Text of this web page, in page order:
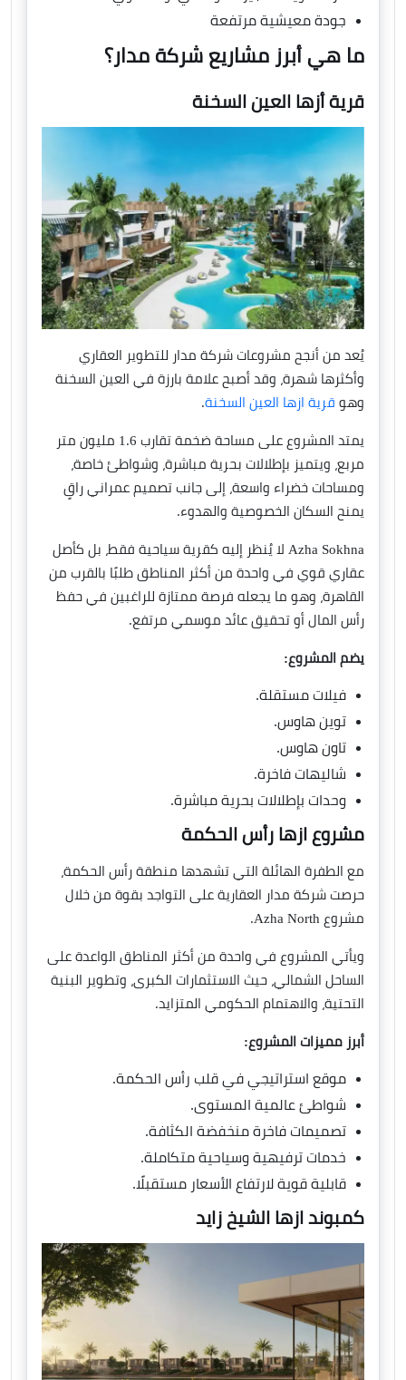
جودة معيشية مرتفعة
ما هي أبرز مشاريع شركة مدار؟
قرية أزها العين السخنة
يُعد من أنجح مشروعات شركة مدار للتطوير العقاري
وأكثرها شهرة، وقد أصبح علامة بارزة في العين السخنة
وهو قرية ازها العين السخنة.
يمتد المشروع على مساحة ضخمة تقارب 1.6 مليون متر
مربع، ويتميز بإطلالات بحرية مباشرة، وشواطئ خاصة،
ومساحات خضراء واسعة، إلى جانب تصميم عمراني راقٍ
يمنح السكان الخصوصية والهدوء.
Azha Sokhna لا يُنظر إليه كقرية سياحية فقط، بل كأصل
عقاري قوي في واحدة من أكثر المناطق طلبًا بالقرب من
القاهرة، وهو ما يجعله فرصة ممتازة للراغبين في حفظ
رأس المال أو تحقيق عائد موسمي مرتفع.
يضم المشروع:
فيلات مستقلة.
توين هاوس.
تاون هاوس.
شاليهات فاخرة.
وحدات بإطلالات بحرية مباشرة.
مشروع ازها رأس الحكمة
مع الطفرة الهائلة التي تشهدها منطقة رأس الحكمة،
حرصت شركة مدار العقارية على التواجد بقوة من خلال
مشروع Azha North.
ويأتي المشروع في واحدة من أكثر المناطق الواعدة على
الساحل الشمالي، حيث الاستثمارات الكبرى، وتطوير البنية
التحتية، والاهتمام الحكومي المتزايد.
أبرز مميزات المشروع:
موقع استراتيجي في قلب رأس الحكمة.
شواطئ عالمية المستوى.
تصميمات فاخرة منخفضة الكثافة.
خدمات ترفيهية وسياحية متكاملة.
قابلية قوية لارتفاع الأسعار مستقبلًا.
كمبوند ازها الشيخ زايد